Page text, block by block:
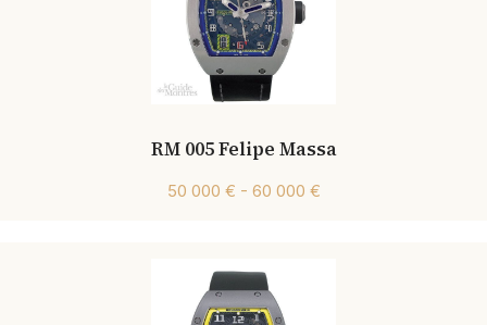
RM 005 Felipe Massa
50 000 € - 60 000 €